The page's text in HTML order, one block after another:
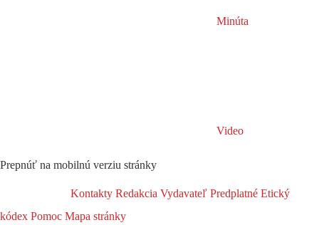
Minúta
Video
Prepnúť na mobilnú verziu stránky
Kontakty Redakcia Vydavateľ Predplatné Etický
kódex Pomoc Mapa stránky